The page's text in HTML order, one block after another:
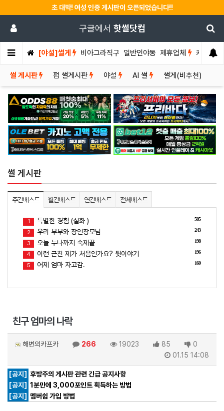
초 대박! 여성 인증 게시판이 오픈되었습니다!!
구글에서 핫썰닷컴
[야설]썰게 비아그라직구 일반인야동 제휴업체 커뮤니티
썰 게시판 펌 썰게시판 야설 AI 썰 썰게(비추천)
썰 게시판
주간베스트 월간베스트 연간베스트 전체베스트
505
1 특별한 경험 (실화 )
243
2 우리 부부와 장인장모님
198
3 오늘 누나까지 숙제끝
196
4 이런 근친 제가 처음인가요? 뒷이야기
160
5 어제 엄마 자고감.
친구 엄마의 나락
해변의카프카 266 19023 85
0
01.15 14:08
[공지] 후방주의 게시판 관련 긴급 공지사항
[공지] 1분만에 3,000포인트 획득하는 방법
[공지]
멤버쉽 가입 방법